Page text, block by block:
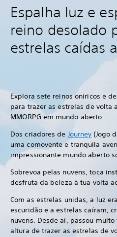
Espalha luz e
reino desolado
estrelas caídas
Explora sete reinos oníricos e
para trazer as estrelas de volta
MMORPG em mundo aberto.
Dos criadores de Journey (Jogo
uma comovente e tranquila
impressionante mundo aberto
Sobrevoa pelas nuvens, toca
desfruta da beleza à tua volta
Com as estrelas unidas, a luz
escuridão e a estrelas caíram,
nuvens. Desde aí, passou
altura de trazer as estrelas de